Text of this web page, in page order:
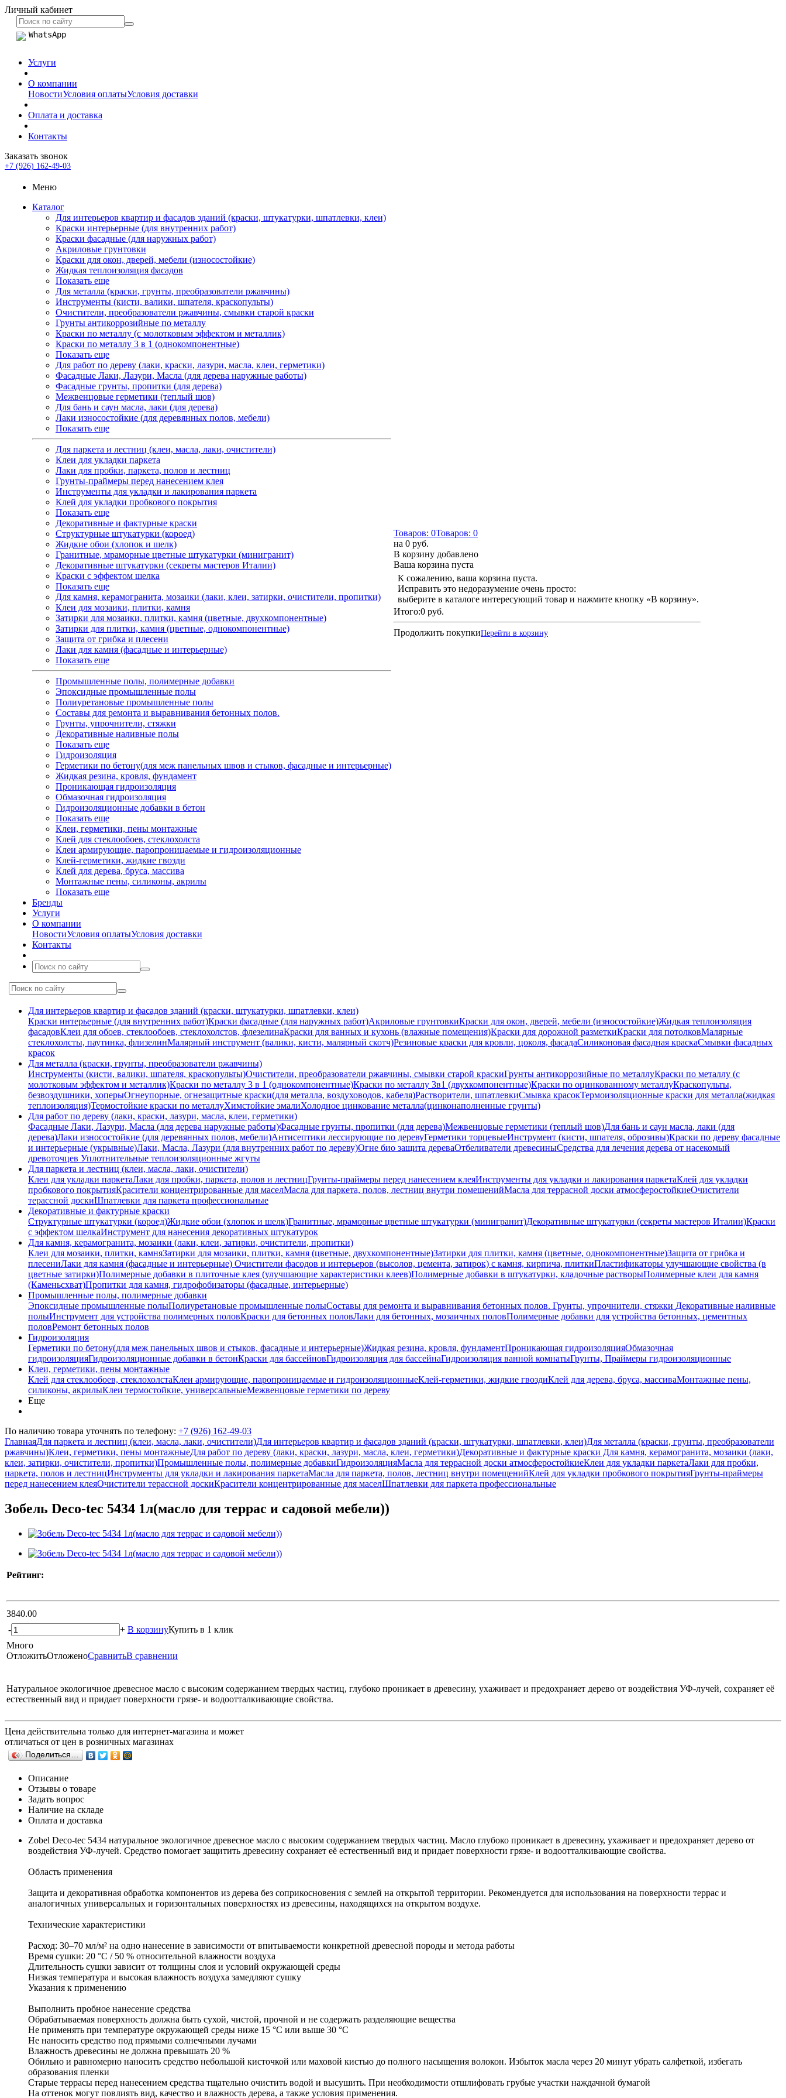
Личный кабинет
WhatsApp
Услуги
О компании
НовостиУсловия оплатыУсловия доставки
Оплата и доставка
Контакты
Заказать звонок
+7 (926) 162-49-03
Меню
Каталог
Для интерьеров квартир и фасадов зданий (краски, штукатурки, шпатлевки, клеи)
Краски интерьерные (для внутренних работ)
Краски фасадные (для наружных работ)
Акриловые грунтовки
Краски для окон, дверей, мебели (износостойкие)
Жидкая теплоизоляция фасадов
Показать еще
Для металла (краски, грунты, преобразователи ржавчины)
Инструменты (кисти, валики, шпателя, краскопульты)
Очистители, преобразователи ржавчины, смывки старой краски
Грунты антикоррозийные по металлу
Краски по металлу (с молотковым эффектом и металлик)
Краски по металлу 3 в 1 (однокомпонентные)
Показать еще
Для работ по дереву (лаки, краски, лазури, масла, клеи, герметики)
Фасадные Лаки, Лазури, Масла (для дерева наружные работы)
Фасадные грунты, пропитки (для дерева)
Межвенцовые герметики (теплый шов)
Для бань и саун масла, лаки (для дерева)
Лаки износостойкие (для деревянных полов, мебели)
Показать еще
Для паркета и лестниц (клеи, масла, лаки, очистители)
Клеи для укладки паркета
Лаки для пробки, паркета, полов и лестниц
Грунты-праймеры перед нанесением клея
Инструменты для укладки и лакирования паркета
Клей для укладки пробкового покрытия
Показать еще
Декоративные и фактурные краски
Структурные штукатурки (короед)
Жидкие обои (хлопок и шелк)
Гранитные, мраморные цветные штукатурки (минигранит)
Декоративные штукатурки (секреты мастеров Италии)
Краски с эффектом шелка
Показать еще
Для камня, керамогранита, мозаики (лаки, клеи, затирки, очистители, пропитки)
Клеи для мозаики, плитки, камня
Затирки для мозаики, плитки, камня (цветные, двухкомпонентные)
Затирки для плитки, камня (цветные, однокомпонентные)
Защита от грибка и плесени
Лаки для камня (фасадные и интерьерные)
Показать еще
Промышленные полы, полимерные добавки
Эпоксидные промышленные полы
Полиуретановые промышленные полы
Составы для ремонта и выравнивания бетонных полов.
Грунты, упрочнители, стяжки
Декоративные наливные полы
Показать еще
Гидроизоляция
Герметики по бетону(для меж панельных швов и стыков, фасадные и интерьерные)
Жидкая резина, кровля, фундамент
Проникающая гидроизоляция
Обмазочная гидроизоляция
Гидроизоляционные добавки в бетон
Показать еще
Клеи, герметики, пены монтажные
Клей для стеклообоев, стеклохолста
Клеи армирующие, паропроницаемые и гидроизоляционные
Клей-герметики, жидкие гвозди
Клей для дерева, бруса, массива
Монтажные пены, силиконы, акрилы
Показать еще
Бренды
Услуги
О компании
НовостиУсловия оплатыУсловия доставки
Контакты
Товаров: 0Товаров: 0
на 0 руб.
В корзину добавлено
Ваша корзина пуста
К сожалению, ваша корзина пуста.
Исправить это недоразумение очень просто:
выберите в каталоге интересующий товар и нажмите кнопку «В корзину».
Итого:0 руб.
Продолжить покупкиПерейти в корзину
Для интерьеров квартир и фасадов зданий (краски, штукатурки, шпатлевки, клеи)
Краски интерьерные (для внутренних работ)Краски фасадные (для наружных работ)Акриловые грунтовкиКраски для окон, дверей, мебели (износостойкие)Жидкая теплоизоляция
фасадовКлеи для обоев, стеклообоев, стеклохолстов, флезелинаКраски для ванных и кухонь (влажные помещения)Краски для дорожной разметкиКраски для потолковМалярные
стеклохолсты, паутинка, флизелинМалярный инструмент (валики, кисти, малярный скотч)Резиновые краски для кровли, цоколя, фасадаСиликоновая фасадная краскаСмывки фасадных
красок
Для металла (краски, грунты, преобразователи ржавчины)
Инструменты (кисти, валики, шпателя, краскопульты)Очистители, преобразователи ржавчины, смывки старой краскиГрунты антикоррозийные по металлуКраски по металлу (с
молотковым эффектом и металлик)Краски по металлу 3 в 1 (однокомпонентные)Краски по металлу 3в1 (двухкомпонентные)Краски по оцинкованному металлуКраскопульты,
безвоздушники, хоперыОгнеупорные, огнезащитные краски(для металла, воздуховодов, кабеля)Растворители, шпатлевкиСмывка красокТермоизоляционные краски для металла(жидкая
теплоизоляция)Термостойкие краски по металлуХимстойкие эмалиХолодное цинкование металла(цинконаполненные грунты)
Для работ по дереву (лаки, краски, лазури, масла, клеи, герметики)
Фасадные Лаки, Лазури, Масла (для дерева наружные работы)Фасадные грунты, пропитки (для дерева)Межвенцовые герметики (теплый шов)Для бань и саун масла, лаки (для
дерева)Лаки износостойкие (для деревянных полов, мебели)Антисептики лесcирующие по деревуГерметики торцевыеИнструмент (кисти, шпателя, оброзивы)Краски по дереву фасадные
и интерьерные (укрывные)Лаки, Масла, Лазури (для внутренних работ по дереву)Огне био защита дереваОтбеливатели древесиныСредства для лечения дерева от насекомый
древоточцев Уплотнительные теплоизоляционные жгуты
Для паркета и лестниц (клеи, масла, лаки, очистители)
Клеи для укладки паркетаЛаки для пробки, паркета, полов и лестницГрунты-праймеры перед нанесением клеяИнструменты для укладки и лакирования паркетаКлей для укладки
пробкового покрытияКрасители концентрированные для маселМасла для паркета, полов, лестниц внутри помещенийМасла для террасной доски атмосферостойкиеОчистители
терассной доскиШпатлевки для паркета профессиональные
Декоративные и фактурные краски
Структурные штукатурки (короед)Жидкие обои (хлопок и шелк)Гранитные, мраморные цветные штукатурки (минигранит)Декоративные штукатурки (секреты мастеров Италии)Краски
с эффектом шелкаИнструмент для нанесения декоративных штукатурок
Для камня, керамогранита, мозаики (лаки, клеи, затирки, очистители, пропитки)
Клеи для мозаики, плитки, камняЗатирки для мозаики, плитки, камня (цветные, двухкомпонентные)Затирки для плитки, камня (цветные, однокомпонентные)Защита от грибка и
плесениЛаки для камня (фасадные и интерьерные) Очистители фасодов и интерьеров (высолов, цемента, затирок) с камня, кирпича, плиткиПластификаторы улучшающие свойства (в
цветные затирки)Полимерные добавки в плиточные клея (улучшающие характеристики клеев)Полимерные добавки в штукатурки, кладочные растворыПолимерные клеи для камня
(Каменьсхват)Пропитки для камня, гидрофобизаторы (фасадные, интерьерные)
Промышленные полы, полимерные добавки
Эпоксидные промышленные полыПолиуретановые промышленные полыСоставы для ремонта и выравнивания бетонных полов. Грунты, упрочнители, стяжки Декоративные наливные
полыИнструмент для устройства полимерных половКраски для бетонных половЛаки для бетонных, мозаичных половПолимерные добавки для устройства бетонных, цементных
половРемонт бетонных полов
Гидроизоляция
Герметики по бетону(для меж панельных швов и стыков, фасадные и интерьерные)Жидкая резина, кровля, фундаментПроникающая гидроизоляцияОбмазочная
гидроизоляцияГидроизоляционные добавки в бетонКраски для бассейновГидроизоляция для бассейнаГидроизоляция ванной комнатыГрунты, Праймеры гидроизоляционные
Клеи, герметики, пены монтажные
Клей для стеклообоев, стеклохолстаКлеи армирующие, паропроницаемые и гидроизоляционныеКлей-герметики, жидкие гвоздиКлей для дерева, бруса, массиваМонтажные пены,
силиконы, акрилыКлеи термостойкие, универсальныеМежвенцовые герметики по дереву
Еще
По наличию товара уточнять по телефону: +7 (926) 162-49-03
ГлавнаяДля паркета и лестниц (клеи, масла, лаки, очистители)Для интерьеров квартир и фасадов зданий (краски, штукатурки, шпатлевки, клеи)Для металла (краски, грунты, преобразователи
ржавчины)Клеи, герметики, пены монтажныеДля работ по дереву (лаки, краски, лазури, масла, клеи, герметики)Декоративные и фактурные краски Для камня, керамогранита, мозаики (лаки,
клеи, затирки, очистители, пропитки)Промышленные полы, полимерные добавкиГидроизоляцияМасла для террасной доски атмосферостойкиеКлеи для укладки паркетаЛаки для пробки,
паркета, полов и лестницИнструменты для укладки и лакирования паркетаМасла для паркета, полов, лестниц внутри помещенийКлей для укладки пробкового покрытияГрунты-праймеры
перед нанесением клеяОчистители терассной доскиКрасители концентрированные для маселШпатлевки для паркета профессиональные
Зобель Deco-tec 5434 1л(масло для террас и садовой мебели))
Рейтинг:
3840.00
-
+ В корзинуКупить в 1 клик
Много
ОтложитьОтложеноСравнитьВ сравнении
Натуральное экологичное древесное масло с высоким содержанием твердых частиц, глубоко проникает в древесину, ухаживает и предохраняет дерево от воздействия УФ-лучей, сохраняет её
естественный вид и придает поверхности грязе- и водоотталкивающие свойства.
Цена действительна только для интернет-магазина и может
отличаться от цен в розничных магазинах
Поделиться…
Описание
Отзывы о товаре
Задать вопрос
Наличие на складе
Оплата и доставка
Zobel Deco-tec 5434 натуральное экологичное древесное масло с высоким содержанием твердых частиц. Масло глубоко проникает в древесину, ухаживает и предохраняет дерево от
воздействия УФ-лучей. Средство помогает защитить древесину сохраняет её естественный вид и придает поверхности грязе- и водоотталкивающие свойства.
Область применения
Защита и декоративная обработка компонентов из дерева без соприкосновения с землей на открытой территории. Рекомендуется для использования на поверхности террас и
аналогичных универсальных и горизонтальных поверхностях из древесины, находящихся на открытом воздухе.
Технические характеристики
Расход: 30–70 мл/м² на одно нанесение в зависимости от впитываемости конкретной древесной породы и метода работы
Время сушки: 20 °C / 50 % относительной влажности воздуха
Длительность сушки зависит от толщины слоя и условий окружающей среды
Низкая температура и высокая влажность воздуха замедляют сушку
Указания к применению
Выполнить пробное нанесение средства
Обрабатываемая поверхность должна быть сухой, чистой, прочной и не содержать разделяющие вещества
Не применять при температуре окружающей среды ниже 15 °C или выше 30 °C
Не наносить средство под прямыми солнечными лучами
Влажность древесины не должна превышать 20 %
Обильно и равномерно наносить средство небольшой кисточкой или маховой кистью до полного насыщения волокон. Избыток масла через 20 минут убрать салфеткой, избегать
образования пленки
Старые террасы перед нанесением средства тщательно очистить водой и высушить. При необходимости отшлифовать грубые участки наждачной бумагой
На оттенок могут повлиять вид, качество и влажность дерева, а также условия применения.